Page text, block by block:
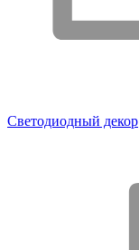
Светодиодный декор